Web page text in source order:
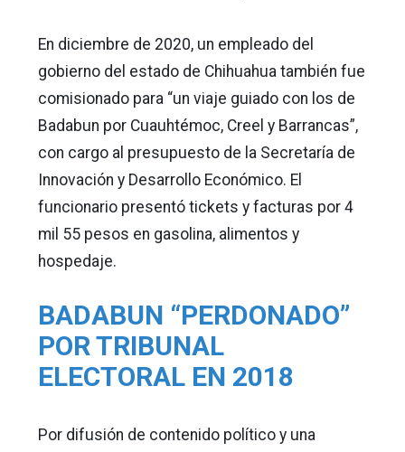
En diciembre de 2020, un empleado del
gobierno del estado de Chihuahua también fue
comisionado para “un viaje guiado con los de
Badabun por Cuauhtémoc, Creel y Barrancas”,
con cargo al presupuesto de la Secretaría de
Innovación y Desarrollo Económico. El
funcionario presentó tickets y facturas por 4
mil 55 pesos en gasolina, alimentos y
hospedaje.
BADABUN “PERDONADO”
POR TRIBUNAL
ELECTORAL EN 2018
Por difusión de contenido político y una